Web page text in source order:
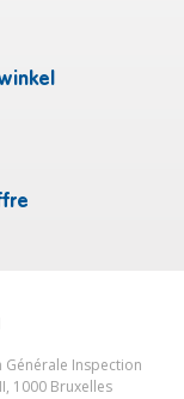
Générale Inspection
1000 Bruxelles